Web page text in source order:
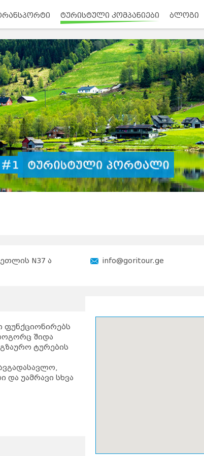
ტურისტული კომპანიები ბლოგი
N37 ა info@goritour.ge
ფუნქციონირებს
შიდა
ტურების
უამრავი სხვა